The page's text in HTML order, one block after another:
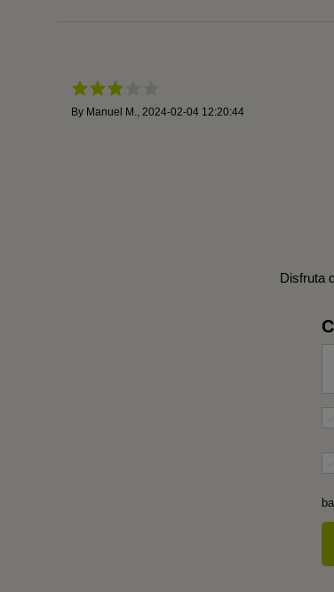
By Manuel M., 2024-02-04 12:20:44
Disfruta